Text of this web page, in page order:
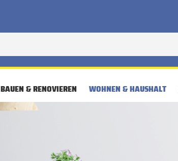
BAUEN & RENOVIEREN WOHNEN & HAUSHALT